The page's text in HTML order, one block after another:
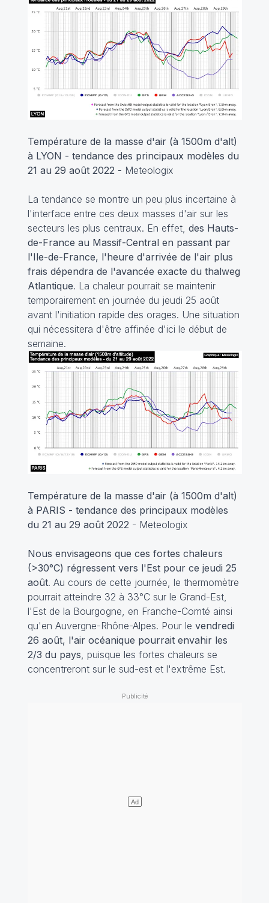
Température de la masse d'air (à 1500m d'alt)
à LYON - tendance des principaux modèles du
21 au 29 août 2022 - Meteologix
La tendance se montre un peu plus incertaine à
l'interface entre ces deux masses d'air sur les
secteurs les plus centraux. En effet, des Hauts-
de-France au Massif-Central en passant par
l'Ile-de-France, l'heure d'arrivée de l'air plus
frais dépendra de l'avancée exacte du thalweg
Atlantique. La chaleur pourrait se maintenir
temporairement en journée du jeudi 25 août
avant l'initiation rapide des orages. Une situation
qui nécessitera d'être affinée d'ici le début de
semaine.
Température de la masse d'air (à 1500m d'alt)
à PARIS - tendance des principaux modèles
du 21 au 29 août 2022 - Meteologix
Nous envisageons que ces fortes chaleurs
(>30°C) régressent vers l'Est pour ce jeudi 25
août. Au cours de cette journée, le thermomètre
pourrait atteindre 32 à 33°C sur le Grand-Est,
l'Est de la Bourgogne, en Franche-Comté ainsi
qu'en Auvergne-Rhône-Alpes. Pour le vendredi
26 août, l'air océanique pourrait envahir les
2/3 du pays , puisque les fortes chaleurs se
concentreront sur le sud-est et l'extrême Est.